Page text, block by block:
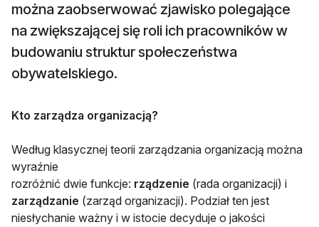
można zaobserwować zjawisko polegające
na zwiększającej się roli ich pracowników w
budowaniu struktur społeczeństwa
obywatelskiego.
Kto zarządza organizacją?
Według klasycznej teorii zarządzania organizacją można
wyraźnie
rozróżnić dwie funkcje: rządzenie (rada organizacji) i
zarządzanie (zarząd organizacji). Podział ten jest
niesłychanie ważny i w istocie decyduje o jakości